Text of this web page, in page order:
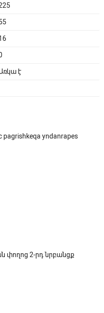
է
pagrishkeqa yndanrapes
փողոց 2-րդ նրբանցք